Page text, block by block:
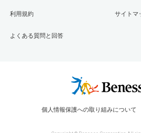
利用規約
よくある質問と回答
サイトマ
個人情報保護への取り組みについて